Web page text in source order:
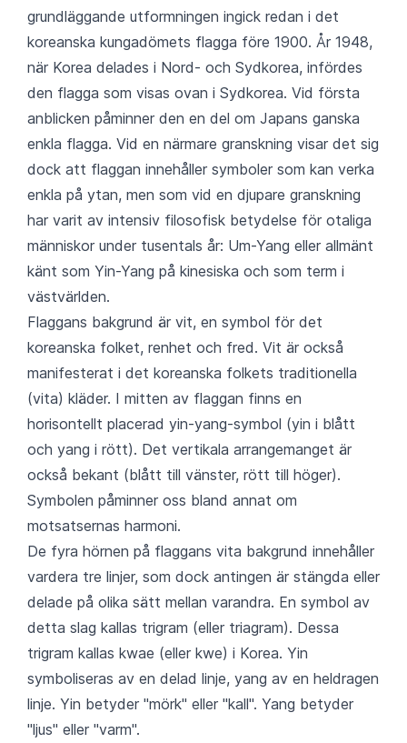
grundläggande utformningen ingick redan i det
koreanska kungadömets flagga före 1900. År 1948,
när Korea delades i Nord- och Sydkorea, infördes
den flagga som visas ovan i Sydkorea. Vid första
anblicken påminner den en del om Japans ganska
enkla flagga. Vid en närmare granskning visar det sig
dock att flaggan innehåller symboler som kan verka
enkla på ytan, men som vid en djupare granskning
har varit av intensiv filosofisk betydelse för otaliga
människor under tusentals år: Um-Yang eller allmänt
känt som Yin-Yang på kinesiska och som term i
västvärlden.
Flaggans bakgrund är vit, en symbol för det
koreanska folket, renhet och fred. Vit är också
manifesterat i det koreanska folkets traditionella
(vita) kläder. I mitten av flaggan finns en
horisontellt placerad yin-yang-symbol (yin i blått
och yang i rött). Det vertikala arrangemanget är
också bekant (blått till vänster, rött till höger).
Symbolen påminner oss bland annat om
motsatsernas harmoni.
De fyra hörnen på flaggans vita bakgrund innehåller
vardera tre linjer, som dock antingen är stängda eller
delade på olika sätt mellan varandra. En symbol av
detta slag kallas trigram (eller triagram). Dessa
trigram kallas kwae (eller kwe) i Korea. Yin
symboliseras av en delad linje, yang av en heldragen
linje. Yin betyder "mörk" eller "kall". Yang betyder
"ljus" eller "varm".